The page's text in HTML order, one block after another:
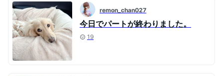
remon_chan027
今日でパートが終わりました。
19